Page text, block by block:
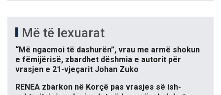
Më të lexuarat
“Më ngacmoi të dashurën”, vrau me armë shokun
e fëmijërisë, zbardhet dëshmia e autorit për
vrasjen e 21-vjeçarit Johan Zuko
RENEA zbarkon në Korçë pas vrasjes së ish-